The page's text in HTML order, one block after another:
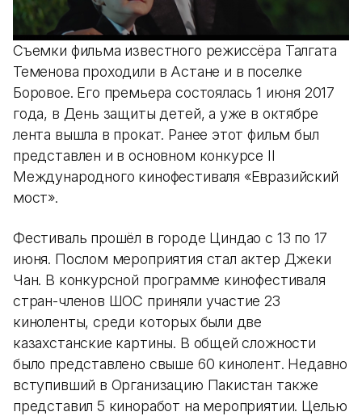
Съемки фильма известного режиссёра Талгата
Теменова проходили в Астане и в поселке
Боровое. Его премьера состоялась 1 июня 2017
года, в День защиты детей, а уже в октябре
лента вышла в прокат. Ранее этот фильм был
представлен и в основном конкурсе II
Международного кинофестиваля «Евразийский
мост».
Фестиваль прошёл в городе Циндао с 13 по 17
июня. Послом мероприятия стал актер Джеки
Чан. В конкурсной программе кинофестиваля
стран-членов ШОС приняли участие 23
киноленты, среди которых были две
казахстанские картины. В общей сложности
было представлено свыше 60 кинолент. Недавно
вступивший в Организацию Пакистан также
представил 5 киноработ на мероприятии. Целью